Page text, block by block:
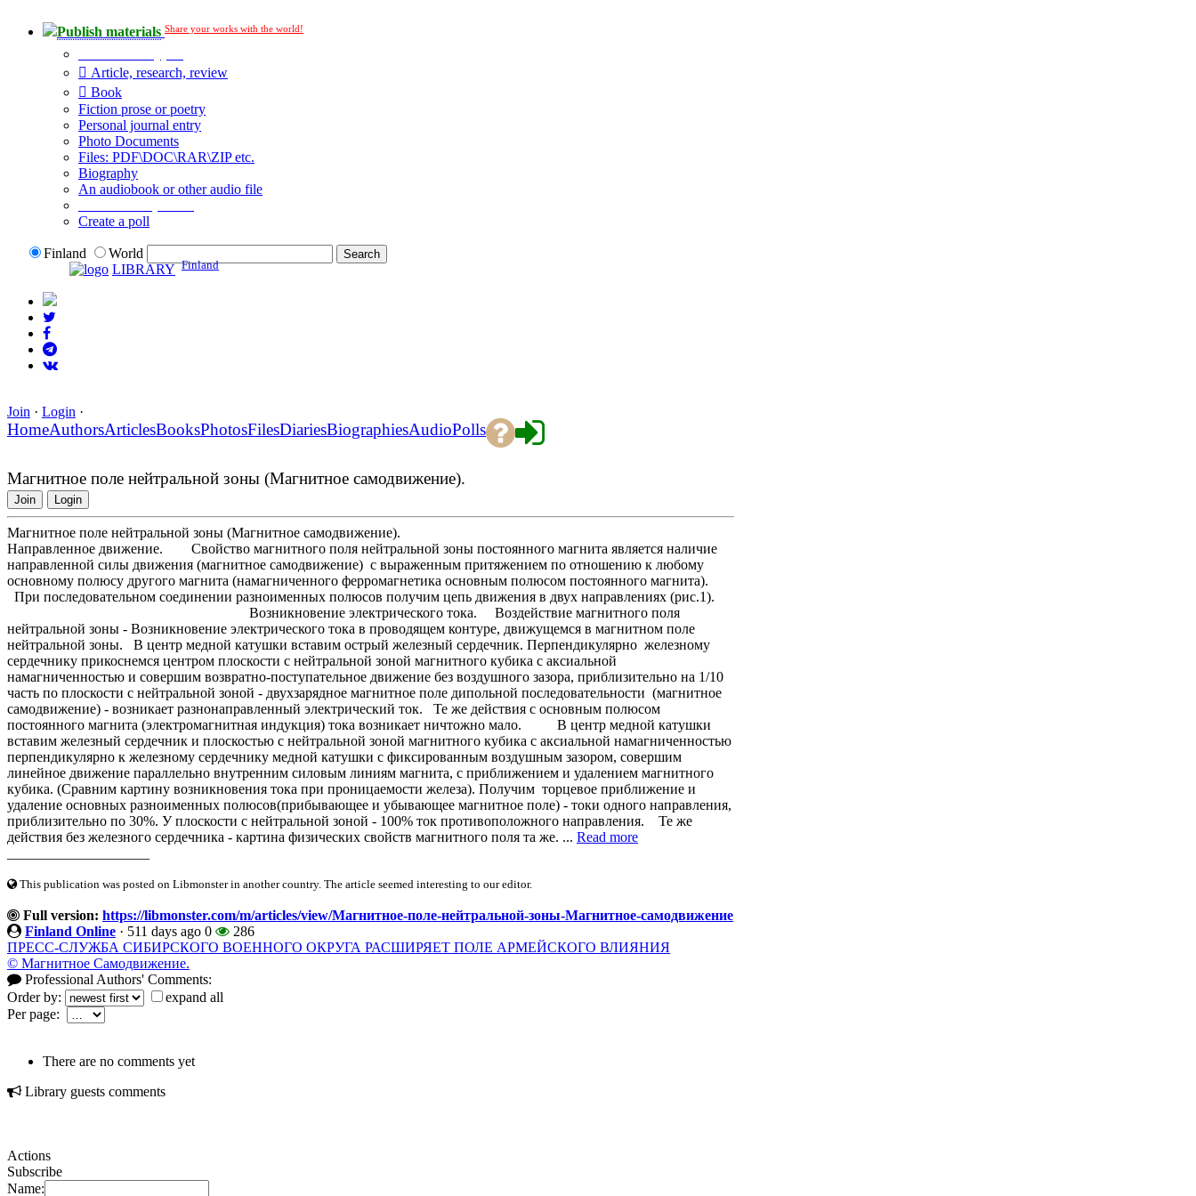
Publish materials Share your works with the world!
Article, research, review
Book
Fiction prose or poetry
Personal journal entry
Photo Documents
Files: PDF\DOC\RAR\ZIP etc.
Biography
An audiobook or other audio file
Create a poll
Finland
World
LIBRARY Finland
Join · Login ·
HomeAuthorsArticlesBooksPhotosFilesDiariesBiographiesAudioPolls
Магнитное поле нейтральной зоны (Магнитное самодвижение).
Join Login
Магнитное поле нейтральной зоны (Магнитное самодвижение).
Направленное движение. Свойство магнитного поля нейтральной зоны постоянного магнита является наличие
направленной силы движения (магнитное самодвижение) с выраженным притяжением по отношению к любому
основному полюсу другого магнита (намагниченного ферромагнетика основным полюсом постоянного магнита).
При последовательном соединении разноименных полюсов получим цепь движения в двух направлениях (рис.1).
Возникновение электрического тока. Воздействие магнитного поля
нейтральной зоны - Возникновение электрического тока в проводящем контуре, движущемся в магнитном поле
нейтральной зоны. В центр медной катушки вставим острый железный сердечник. Перпендикулярно железному
сердечнику прикоснемся центром плоскости с нейтральной зоной магнитного кубика с аксиальной
намагниченностью и совершим возвратно-поступательное движение без воздушного зазора, приблизительно на 1/10
часть по плоскости с нейтральной зоной - двухзарядное магнитное поле дипольной последовательности (магнитное
самодвижение) - возникает разнонаправленный электрический ток. Те же действия с основным полюсом
постоянного магнита (электромагнитная индукция) тока возникает ничтожно мало. В центр медной катушки
вставим железный сердечник и плоскостью с нейтральной зоной магнитного кубика с аксиальной намагниченностью
перпендикулярно к железному сердечнику медной катушки с фиксированным воздушным зазором, совершим
линейное движение параллельно внутренним силовым линиям магнита, с приближением и удалением магнитного
кубика. (Сравним картину возникновения тока при проницаемости железа). Получим торцевое приближение и
удаление основных разноименных полюсов(прибывающее и убывающее магнитное поле) - токи одного направления,
приблизительно по 30%. У плоскости с нейтральной зоной - 100% ток противоположного направления. Те же
действия без железного сердечника - картина физических свойств магнитного поля та же. ... Read more
This publication was posted on Libmonster in another country. The article seemed interesting to our editor.
Full version: https://libmonster.com/m/articles/view/Магнитное-поле-нейтральной-зоны-Магнитное-самодвижение
Finland Online · 511 days ago 0
286
ПРЕСС-СЛУЖБА СИБИРСКОГО ВОЕННОГО ОКРУГА РАСШИРЯЕТ ПОЛЕ АРМЕЙСКОГО ВЛИЯНИЯ
© Магнитное Самодвижение.
Professional Authors' Comments:
Order by:
expand all
Per page:
There are no comments yet
Library guests comments
Actions
Subscribe
Name: